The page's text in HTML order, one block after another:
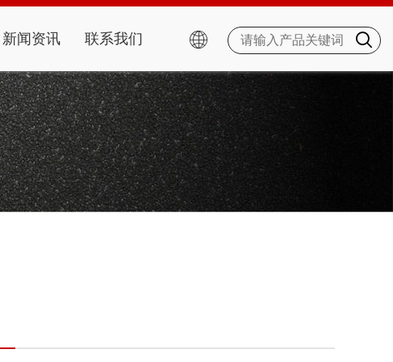
新闻资讯 联系我们  